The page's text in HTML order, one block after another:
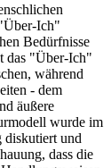
Ich"
Bedürfnisse
das "Über-Ich"
während
- dem
äußere
wurde im
diskutiert und
dass die